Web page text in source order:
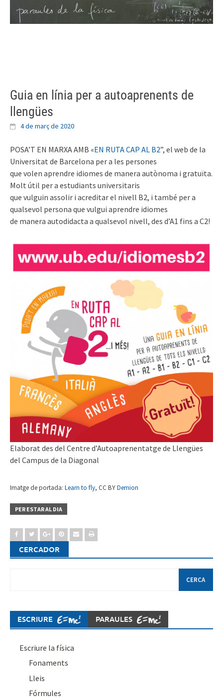
Guia en línia per a autoaprenents de
llengües
4 de març de 2020
POSA’T EN MARXA AMB «EN RUTA CAP AL B2”, el web de la
Universitat de Barcelona per a les persones
que volen aprendre idiomes de manera autònoma i gratuïta.
Molt útil per a estudiants universitaris
que vulguin assolir i acreditar el nivell B2, i també per a
qualsevol persona que vulgui aprendre idiomes
de manera autodidacta a qualsevol nivell, des d’A1 fins a C2!
Elaborat des del Centre d’Autoaprenentatge de Llengües
del Campus de la Diagonal
Imatge de portada: Learn to fly, CC BYDemion
PER ESTAR AL DIA
CERCADOR
ESCRIURE PARAULES
Escriure la física
Fonaments
Lleis
Fórmules